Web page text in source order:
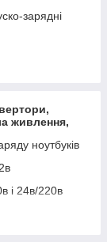
зарядні
живлення,
ноутбуків
і 24в/220в